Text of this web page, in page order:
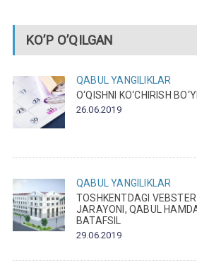
KO’P O’QILGAN
QABUL
YANGILIKLAR
O‘QISHNI KO‘CHIRISH
26.06.2019
QABUL
YANGILIKLAR
TOSHKENTDAGI VEBSTER
JARAYONI, QABUL
BATAFSIL
29.06.2019